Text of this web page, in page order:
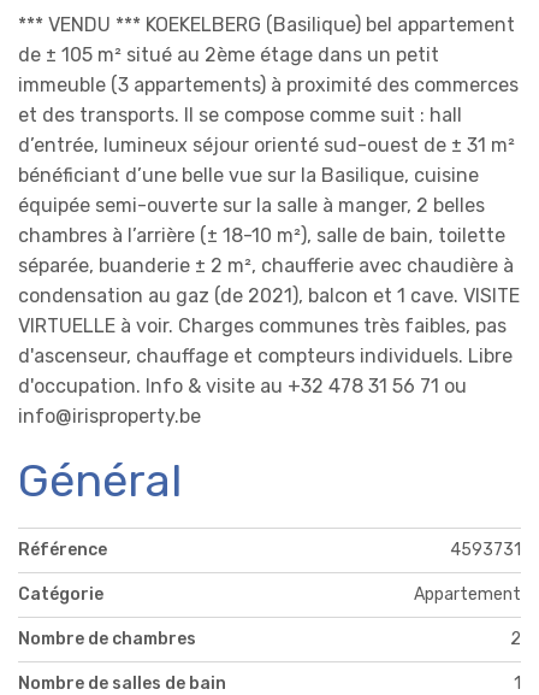
*** VENDU *** KOEKELBERG (Basilique) bel appartement
de ± 105 m² situé au 2ème étage dans un petit
immeuble (3 appartements) à proximité des commerces
et des transports. Il se compose comme suit : hall
d’entrée, lumineux séjour orienté sud-ouest de ± 31 m²
bénéficiant d’une belle vue sur la Basilique, cuisine
équipée semi-ouverte sur la salle à manger, 2 belles
chambres à l’arrière (± 18-10 m²), salle de bain, toilette
séparée, buanderie ± 2 m², chaufferie avec chaudière à
condensation au gaz (de 2021), balcon et 1 cave. VISITE
VIRTUELLE à voir. Charges communes très faibles, pas
d'ascenseur, chauffage et compteurs individuels. Libre
d'occupation. Info & visite au +32 478 31 56 71 ou
info@irisproperty.be
Général
Référence 4593731
Catégorie Appartement
Nombre de chambres 2
Nombre de salles de bain 1